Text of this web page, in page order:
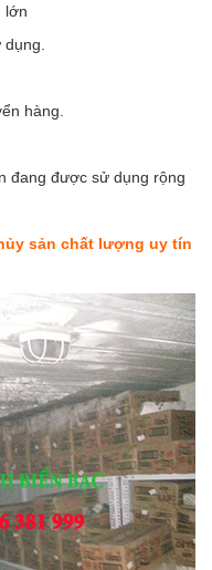
lớn
hàng.
đang được sử dụng rộng
sản chất lượng uy tín